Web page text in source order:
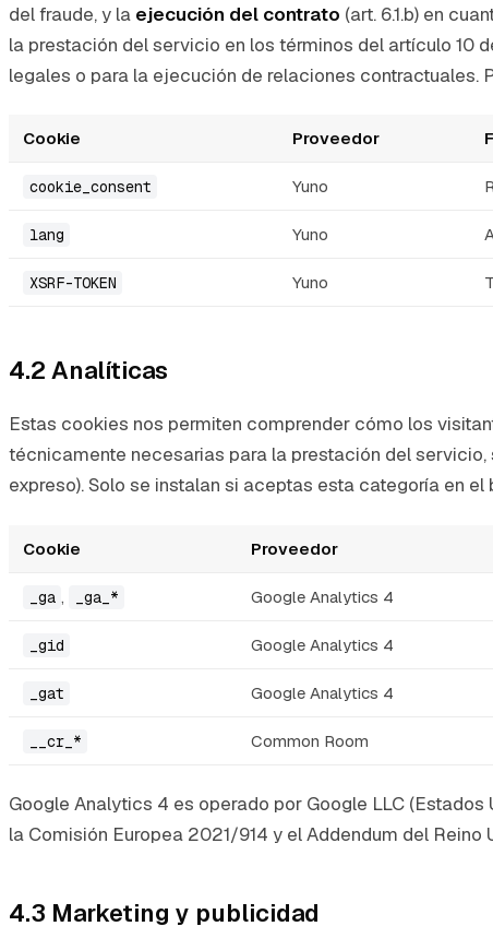
del fraude, y la ejecución del contrato (art. 6.1.b) en
la prestación del servicio en los términos del artículo 10
legales o para la ejecución de relaciones contractuales.
Cookie Proveedor
cookie_consent Yuno
lang Yuno
XSRF-TOKEN Yuno
4.2 Analíticas
Estas cookies nos permiten comprender cómo los
técnicamente necesarias para la prestación del servicio,
expreso). Solo se instalan si aceptas esta categoría en el
Cookie Proveedor
_ga , _ga_* Google Analytics 4
_gid Google Analytics 4
_gat Google Analytics 4
__cr_* Common Room
Google Analytics 4 es operado por Google LLC
la Comisión Europea 2021/914 y el Addendum del Reino
4.3 Marketing y publicidad